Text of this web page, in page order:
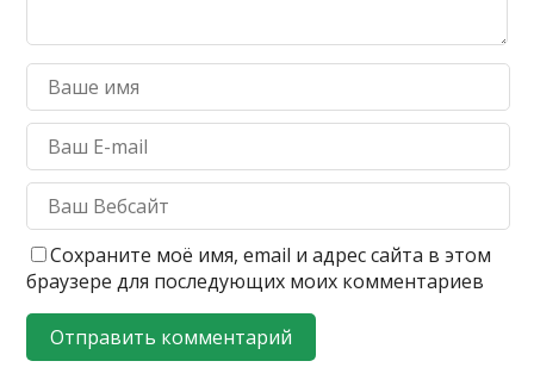
Сохраните моё имя, email и адрес сайта в этом
браузере для последующих моих комментариев